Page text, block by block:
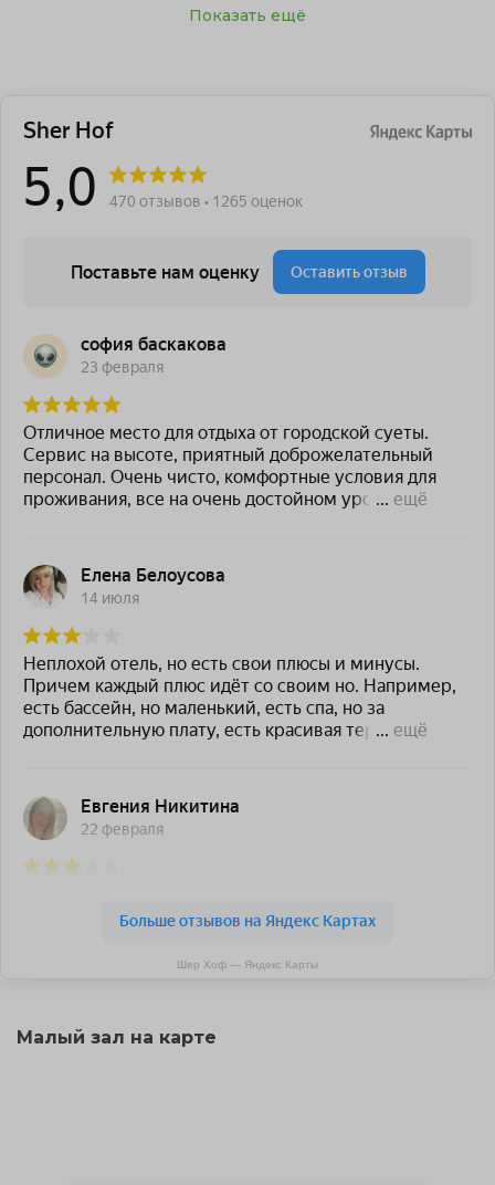
Показать ещё
Шер Хоф — Яндекс Карты
Малый зал на карте